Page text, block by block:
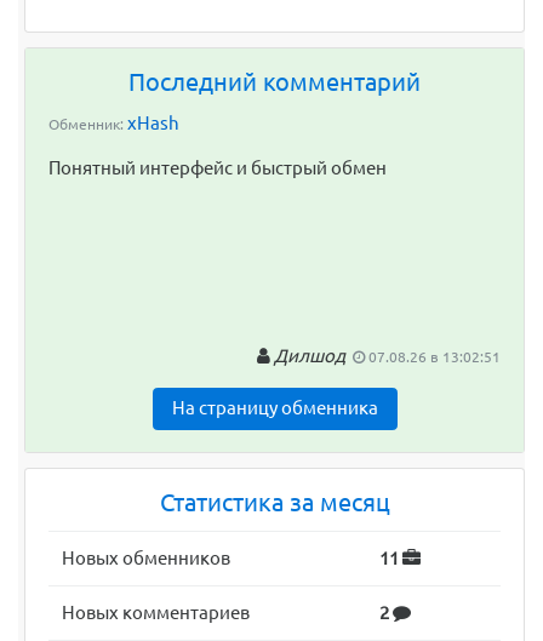
Последний комментарий
Обменник: xHash
Понятный интерфейс и быстрый обмен
Дилшод 07.08.26 в 13:02:51
На страницу обменника
Статистика за месяц
Новых обменников 11
Новых комментариев 2